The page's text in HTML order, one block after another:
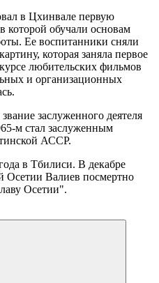
в Цхинвале первую
обучали основам
Ее воспитанники сняли
которая заняла первое
любительских фильмов
и организационных
заслуженного деятеля
м стал заслуженным
АССР.
в Тбилиси. В декабре
Осетии Валиев посмертно
Осетии".